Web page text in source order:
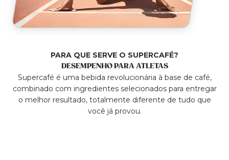
PARA QUE SERVE O SUPERCAFÉ?
DESEMPENHO PARA ATLETAS
Supercafé é uma bebida revolucionária à base de café,
combinado com ingredientes selecionados para entregar
o melhor resultado, totalmente diferente de tudo que
você já provou.